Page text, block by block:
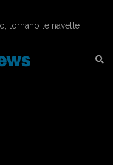
tornano le navette